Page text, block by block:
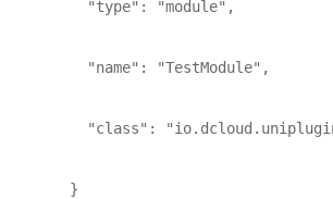
"type": "module",
"name": "TestModule",
"class":
}